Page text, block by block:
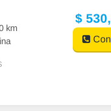
km
$